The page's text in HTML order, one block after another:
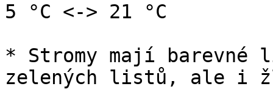
5 °C <-> 21 °C
* Stromy mají
zelených listů, ale i